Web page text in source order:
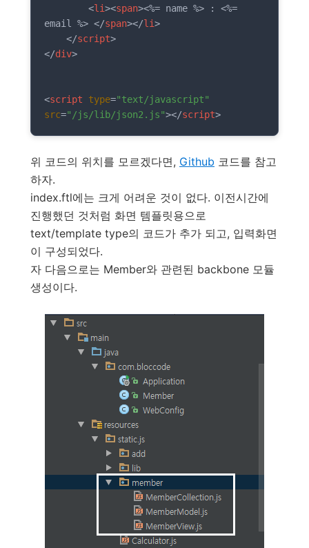
<li><span><%= name %> : <%=
email %> </span></li>
</script>
</div>
<script type="text/javascript"
src="/js/lib/json2.js"></script>
위 코드의 위치를 모르겠다면, Github 코드를 참고
하자.
index.ftl에는 크게 어려운 것이 없다. 이전시간에
진행했던 것처럼 화면 템플릿용으로
text/template type의 코드가 추가 되고, 입력화면
이 구성되었다.
자 다음으로는 Member와 관련된 backbone 모듈
생성이다.